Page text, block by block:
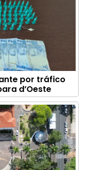
por tráfico
d’Oeste